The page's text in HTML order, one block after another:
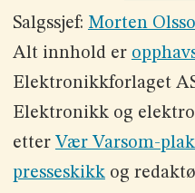
Salgssjef: Morten
Alt innhold er
Elektronikkforlaget
Elektronikk og
etter Vær Varsom-
presseskikkog